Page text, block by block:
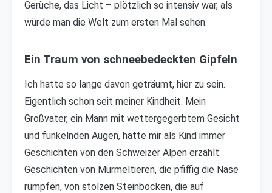
Gerüche, das Licht – plötzlich so intensiv war, als
würde man die Welt zum ersten Mal sehen.
Ein Traum von schneebedeckten Gipfeln
Ich hatte so lange davon geträumt, hier zu sein.
Eigentlich schon seit meiner Kindheit. Mein
Großvater, ein Mann mit wettergegerbtem Gesicht
und funkelnden Augen, hatte mir als Kind immer
Geschichten von den Schweizer Alpen erzählt.
Geschichten von Murmeltieren, die pfiffig die Nase
rümpfen, von stolzen Steinböcken, die auf